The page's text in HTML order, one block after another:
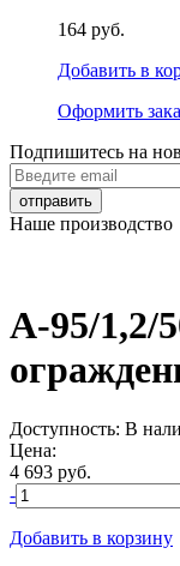
164 руб.
Добавить в
Оформить
Подпишитесь на
Наше производство
А-95/1,2/
Доступность: В
Цена:
4 693 руб.
-
Добавить в корзину